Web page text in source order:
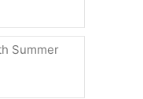
Summer